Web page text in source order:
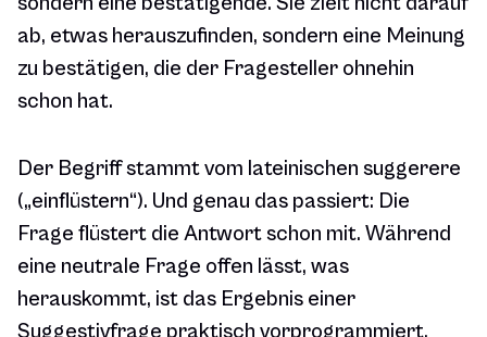
ab, etwas herauszufinden, sondern eine Meinung
zu bestätigen, die der Fragesteller ohnehin
schon hat.
Der Begriff stammt vom lateinischen suggerere
(„einflüstern“). Und genau das passiert: Die
Frage flüstert die Antwort schon mit. Während
eine neutrale Frage offen lässt, was
herauskommt, ist das Ergebnis einer